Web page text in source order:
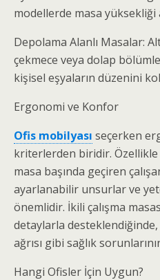
modellerde masa
Depolama Alanlı Masalar:
çekmece veya dolap
kişisel eşyaların düzenini
Ergonomi ve Konfor
Ofis mobilyası seçerken
kriterlerden biridir. Özellikle
masa başında geçiren
ayarlanabilir unsurlar ve
önemlidir. İkili çalışma
detaylarla desteklendiğinde,
ağrısı gibi sağlık
Hangi Ofisler İçin Uygun?